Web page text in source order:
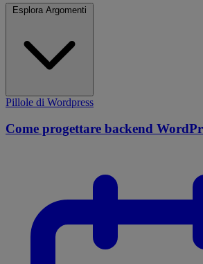
Esplora Argomenti
Pillole di Wordpress
Come progettare backend